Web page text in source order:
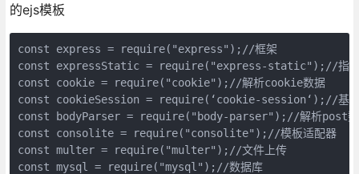
的ejs模板
const express = require("express");//框架
const expressStatic = require("express-static");//指定路
const cookie = require("cookie");//解析cookie数据
const cookieSession = require(‘cookie-session‘);//基于
const bodyParser = require("body-parser");//解析post数
const consolite = require("consolite");//模板适配器
const multer = require("multer");//文件上传
const mysql = require("mysql");//数据库